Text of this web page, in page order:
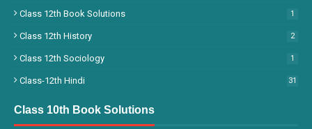
Class 12th Book Solutions 1
Class 12th History 2
Class 12th Sociology 1
Class-12th Hindi 31
Class 10th Book Solutions